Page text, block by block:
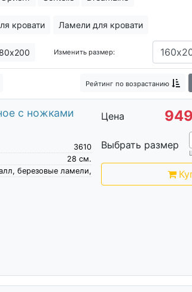
кровати Ламели для кровати
80х200 Изменить размер:
Рейтинг по возрастанию
с ножками
3610
см.
28
березовые ламели,
Цена
Выбрать размер